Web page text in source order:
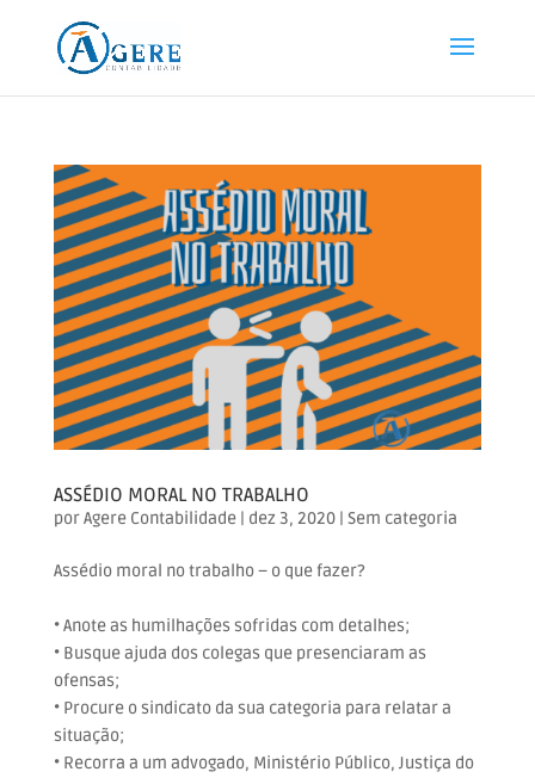
ASSÉDIO MORAL NO TRABALHO
porAgere Contabilidade| dez 3, 2020| Sem categoria
Assédio moral no trabalho – o que fazer?⠀
• Anote as humilhações sofridas com detalhes;⠀
• Busque ajuda dos colegas que presenciaram as
ofensas;⠀⠀
• Procure o sindicato da sua categoria para relatar a
situação;⠀
• Recorra a um advogado, Ministério Público, Justiça do